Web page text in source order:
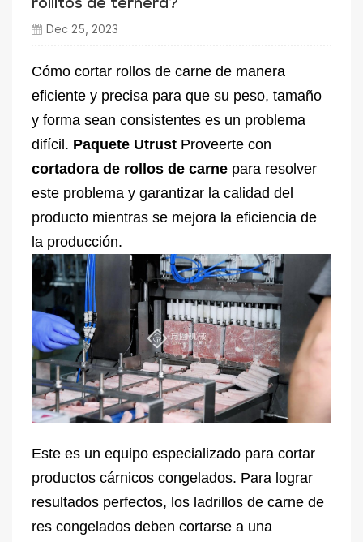
rollitos de ternera?
Dec 25, 2023
Cómo cortar rollos de carne de manera
eficiente y precisa para que su peso, tamaño
y forma sean consistentes es un problema
difícil. Paquete Utrust Proveerte con
cortadora de rollos de carne para resolver
este problema y garantizar la calidad del
producto mientras se mejora la eficiencia de
la producción.
Este es un equipo especializado para cortar
productos cárnicos congelados. Para lograr
resultados perfectos, los ladrillos de carne de
res congelados deben cortarse a una